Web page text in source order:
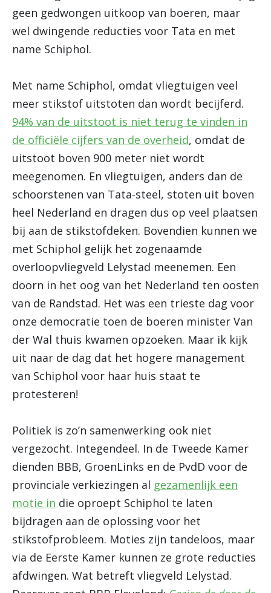
geen gedwongen uitkoop van boeren, maar
wel dwingende reducties voor Tata en met
name Schiphol.
Met name Schiphol, omdat vliegtuigen veel
meer stikstof uitstoten dan wordt becijferd.
94% van de uitstoot is niet terug te vinden in
de officiële cijfers van de overheid, omdat de
uitstoot boven 900 meter niet wordt
meegenomen. En vliegtuigen, anders dan de
schoorstenen van Tata-steel, stoten uit boven
heel Nederland en dragen dus op veel plaatsen
bij aan de stikstofdeken. Bovendien kunnen we
met Schiphol gelijk het zogenaamde
overloopvliegveld Lelystad meenemen. Een
doorn in het oog van het Nederland ten oosten
van de Randstad. Het was een trieste dag voor
onze democratie toen de boeren minister Van
der Wal thuis kwamen opzoeken. Maar ik kijk
uit naar de dag dat het hogere management
van Schiphol voor haar huis staat te
protesteren!
Politiek is zo’n samenwerking ook niet
vergezocht. Integendeel. In de Tweede Kamer
dienden BBB, GroenLinks en de PvdD voor de
provinciale verkiezingen al gezamenlijk een
motie in die oproept Schiphol te laten
bijdragen aan de oplossing voor het
stikstofprobleem. Moties zijn tandeloos, maar
via de Eerste Kamer kunnen ze grote reducties
afdwingen. Wat betreft vliegveld Lelystad.